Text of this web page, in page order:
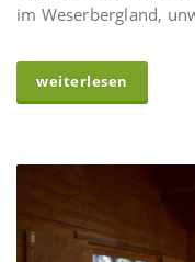
im Weserbergland,
weiterlesen